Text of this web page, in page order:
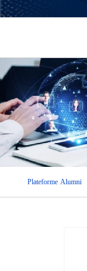
Plateforme Alumni